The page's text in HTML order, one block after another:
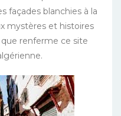
façades blanchies à la
mystères et histoires
renferme ce site